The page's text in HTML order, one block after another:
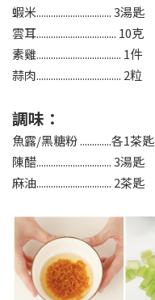
蝦米............................... 3湯匙
雲耳................................. 10克
素雞................................... 1件
蒜肉................................... 2粒
調味：
魚露/黑糖粉 .............各1茶匙
陳醋............................... 3湯匙
麻油............................... 2茶匙